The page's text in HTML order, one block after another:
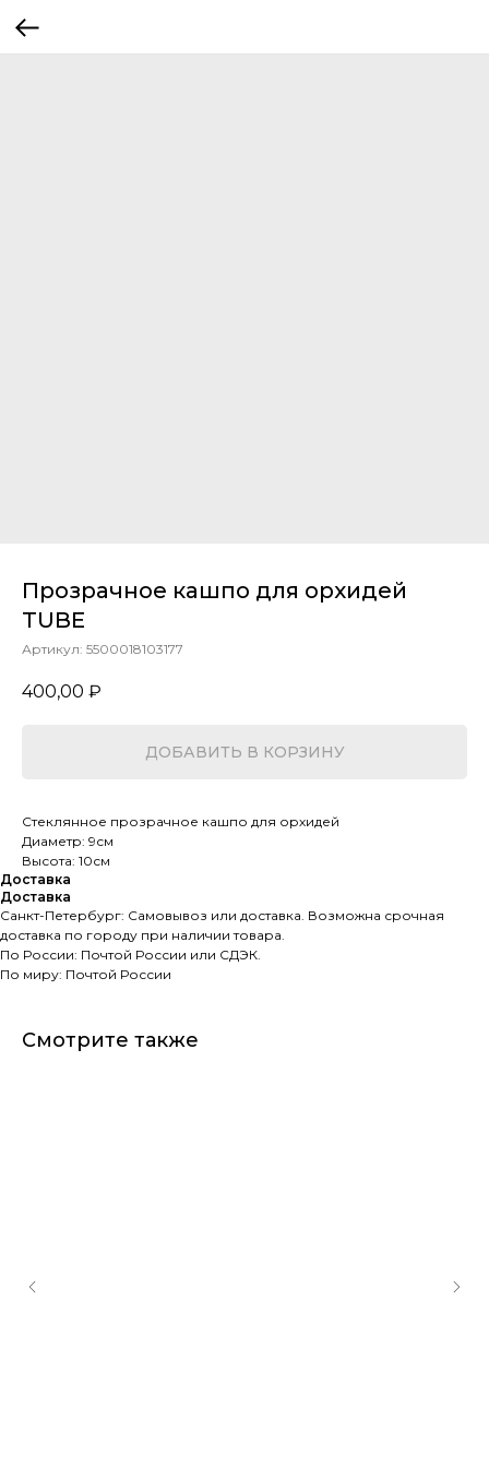
Прозрачное кашпо для орхидей
TUBE
Артикул: 5500018103177
400,00 ₽
ДОБАВИТЬ В КОРЗИНУ
Стеклянное прозрачное кашпо для орхидей
Диаметр: 9см
Высота: 10см
Доставка
Доставка
Санкт-Петербург: Самовывоз или доставка. Возможна срочная
доставка по городу при наличии товара.
По России: Почтой России или СДЭК.
По миру: Почтой России
Смотрите также